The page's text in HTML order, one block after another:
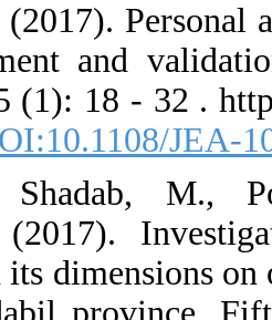
30. Rosenblatt
measure
Administration,
10-2015-0093. [
31. Safavi,
Majidinamin,
accountability